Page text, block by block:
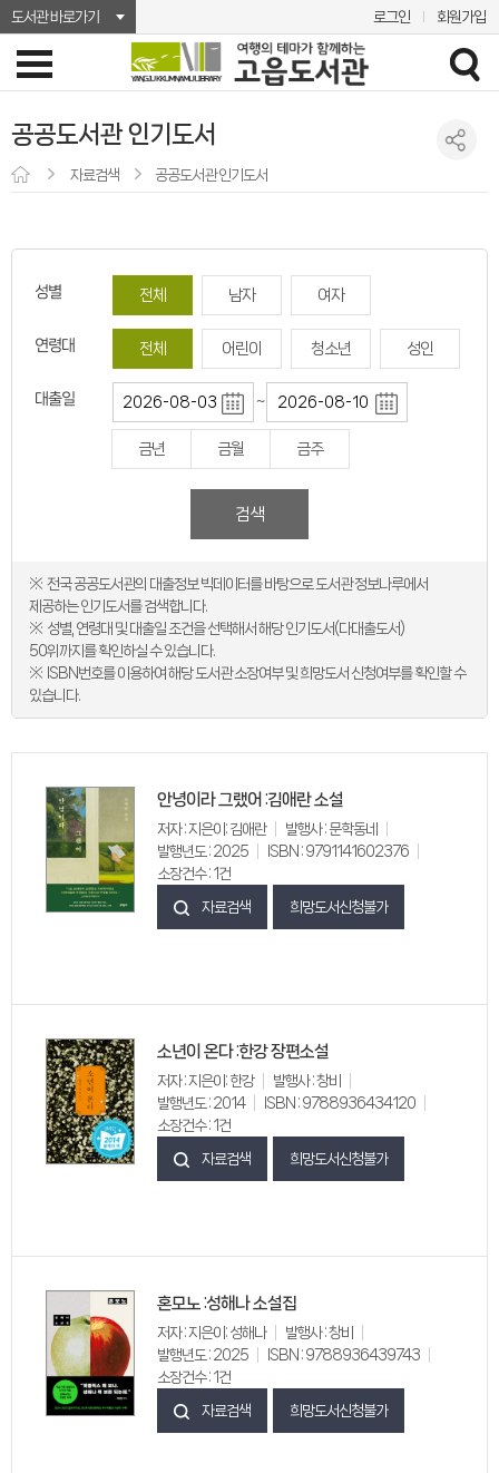
도서관 바로가기 로그인 회원가입
공공도서관 인기도서
자료검색 공공도서관 인기도서
성별 전체 남자 여자
연령대 전체 어린이 청소년 성인
대출일 ~
금년 금월 금주
검색
전국 공공도서관의 대출정보 빅데이터를 바탕으로 도서관 정보나루에서
제공하는 인기도서를 검색합니다.
성별, 연령대 및 대출일 조건을 선택해서 해당 인기도서(다대출도서)
50위까지를 확인하실 수 있습니다.
ISBN번호를 이용하여 해당 도서관 소장여부 및 희망도서 신청여부를 확인할 수
있습니다.
안녕이라 그랬어 :김애란 소설
저자 : 지은이: 김애란
발행사 : 문학동네
발행년도 : 2025
ISBN : 9791141602376
소장건수 : 1건
자료검색 희망도서신청불가
소년이 온다 :한강 장편소설
저자 : 지은이: 한강
발행사 : 창비
발행년도 : 2014
ISBN : 9788936434120
소장건수 : 1건
자료검색 희망도서신청불가
혼모노 :성해나 소설집
저자 : 지은이: 성해나
발행사 : 창비
발행년도 : 2025
ISBN : 9788936439743
소장건수 : 1건
자료검색 희망도서신청불가